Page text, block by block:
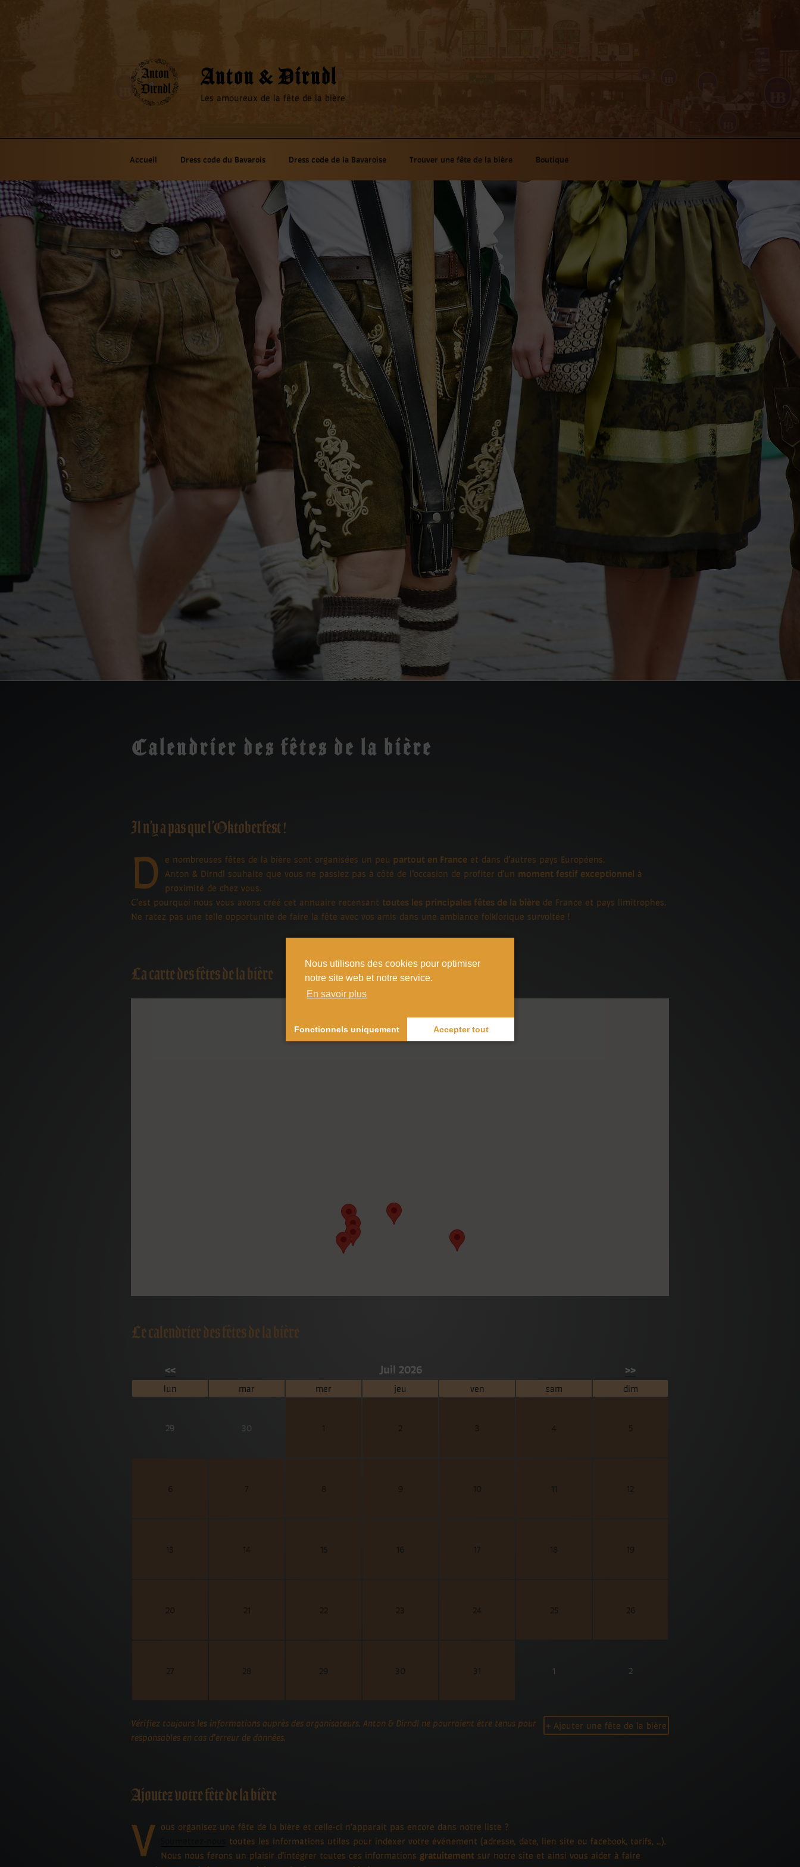
Nous utilisons des cookies pour optimiser
notre site web et notre service.
En savoir plus
Fonctionnels uniquement Accepter tout
Anton & Dirndl
Les amoureux de la fête de la bière
Accueil Dress code du Bavarois Dress code de la Bavaroise Trouver une fête de la bière Boutique
Calendrier des fêtes de la bière
Il n’y a pas que l’Oktoberfest !
D e nombreuses fêtes de la bière sont organisées un peu partout en France et dans d’autres pays Européens.
Anton & Dirndl souhaite que vous ne passiez pas à côté de l’occasion de profiter d’un moment festif exceptionnel à
proximité de chez vous.
C’est pourquoi nous vous avons créé cet annuaire recensant toutes les principales fêtes de la bière de France et pays limitrophes.
Ne ratez pas une telle opportunité de faire la fête avec vos amis dans une ambiance folklorique survoltée !
La carte des fêtes de la bière
Le calendrier des fêtes de la bière
<< Juil 2026 >>
lun mar mer jeu ven sam dim
29 30 1 2 3 4 5
6 7 8 9 10 11 12
13 14 15 16 17 18 19
20 21 22 23 24 25 26
27 28 29 30 31 1 2
+ Ajouter une fête de la bière
Vérifiez toujours les informations auprès des organisateurs. Anton & Dirndl ne pourraient être tenus pour
responsables en cas d’erreur de données.
Ajoutez votre fête de la bière
V ous organisez une fête de la bière et celle-ci n’apparait pas encore dans notre liste ?
toutes les informations utiles pour indexer votre événement (adresse, date, lien site ou facebook, tarifs, …).
Nous nous ferons un plaisir d’intégrer toutes ces informations gratuitement sur notre site et ainsi vous aider à faire